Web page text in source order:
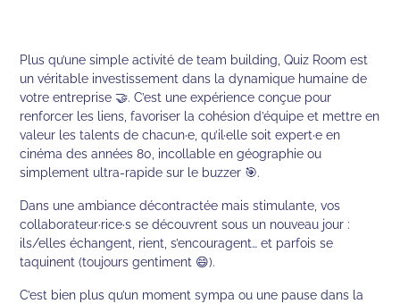
Plus qu’une simple activité de team building, Quiz Room est
un véritable investissement dans la dynamique humaine de
votre entreprise 🤝. C’est une expérience conçue pour
renforcer les liens, favoriser la cohésion d’équipe et mettre en
valeur les talents de chacun·e, qu’il·elle soit expert·e en
cinéma des années 80, incollable en géographie ou
simplement ultra-rapide sur le buzzer 🎯.
Dans une ambiance décontractée mais stimulante, vos
collaborateur·rice·s se découvrent sous un nouveau jour :
ils/elles échangent, rient, s’encouragent… et parfois se
taquinent (toujours gentiment 😄).
C’est bien plus qu’un moment sympa ou une pause dans la